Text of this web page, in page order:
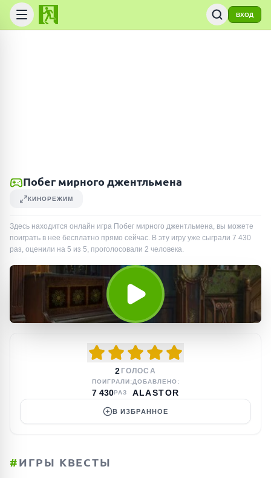
ВХОД
Побег мирного джентльмена
КИНОРЕЖИМ
Здесь находится онлайн игра Побег мирного джентльмена, вы можете
поиграть в нее бесплатно прямо сейчас. В эту игру уже сыграли 7 430
раз, оценили на 5 из 5, проголосовали 2 человека.
2 ГОЛОСА
ПОИГРАЛИ:
7 430РАЗ
ДОБАВЛЕНО:
ALASTOR
В ИЗБРАННОЕ
#ИГРЫ КВЕСТЫ